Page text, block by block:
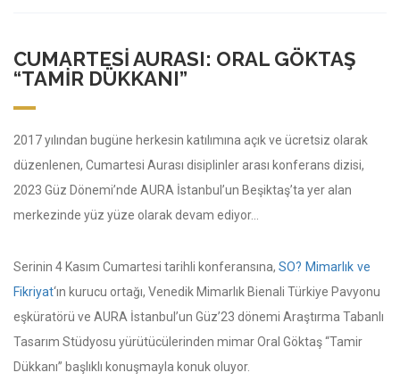
CUMARTESI AURASI: ORAL GÖKTAŞ
“TAMIR DÜKKANI”
2017 yılından bugüne herkesin katılımına açık ve ücretsiz olarak
düzenlenen, Cumartesi Aurası disiplinler arası konferans dizisi,
2023 Güz Dönemi’nde AURA İstanbul’un Beşiktaş’ta yer alan
merkezinde yüz yüze olarak devam ediyor…
Serinin 4 Kasım Cumartesi tarihli konferansına, SO? Mimarlık ve
Fikriyat‘ın kurucu ortağı, Venedik Mimarlık Bienali Türkiye Pavyonu
eşküratörü ve AURA İstanbul’un Güz’23 dönemi Araştırma Tabanlı
Tasarım Stüdyosu yürütücülerinden mimar Oral Göktaş “Tamir
Dükkanı” başlıklı konuşmayla konuk oluyor.